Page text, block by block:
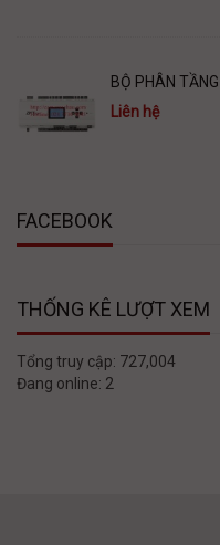
BỘ PHÂN
Liên hệ
FACEBOOK
THỐNG KÊ LƯỢT XEM
Tổng truy cập: 727,004
Đang online: 2